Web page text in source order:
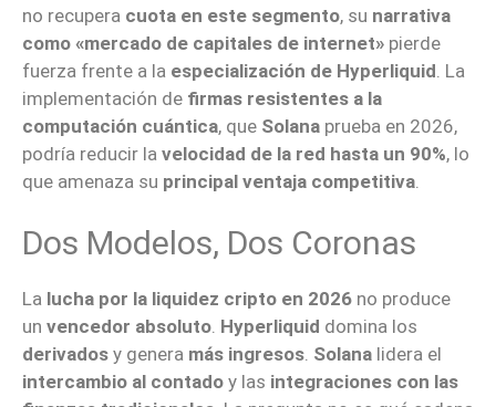
no recupera cuota en este segmento, su narrativa
como «mercado de capitales de internet» pierde
fuerza frente a la especialización de Hyperliquid . La
implementación de firmas resistentes a la
computación cuántica, que Solana prueba en 2026,
podría reducir la velocidad de la red hasta un 90%, lo
que amenaza su principal ventaja competitiva
Dos Modelos, Dos Coronas
La lucha por la liquidez cripto en 2026 no produce
un vencedor absoluto. Hyperliquid domina los
derivados y genera más ingresos. Solana lidera el
intercambio al contado y las integraciones con las